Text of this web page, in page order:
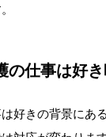
仕事は好き
好きの背景にあ